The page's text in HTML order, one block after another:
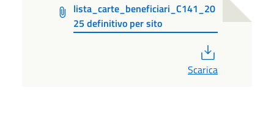
lista_carte_beneficiari_C141_20
25 definitivo per sito
Scarica